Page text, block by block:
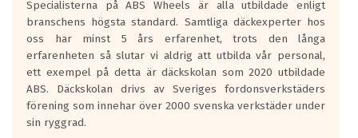
längsta.
Inga D eller G betyg delas ut för
personbilar och lätta lastbilar.
Betyget sätts efter ett test där däcken
skall bromsa in på en väg där det ligger
0.5-1.5 mm vatten.
I 80km/h kommer skillnaden på
Specialisterna på ABS Wheels är alla utbildade enligt
branschens högsta standard. Samtliga däckexperter hos
oss har minst 5 års erfarenhet, trots den långa
erfarenheten så slutar vi aldrig att utbilda vår personal,
ett exempel på detta är däckskolan som 2020 utbildade
ABS. Däckskolan drivs av Sveriges fordonsverkstäders
förening som innehar över 2000 svenska verkstäder under
sin ryggrad.